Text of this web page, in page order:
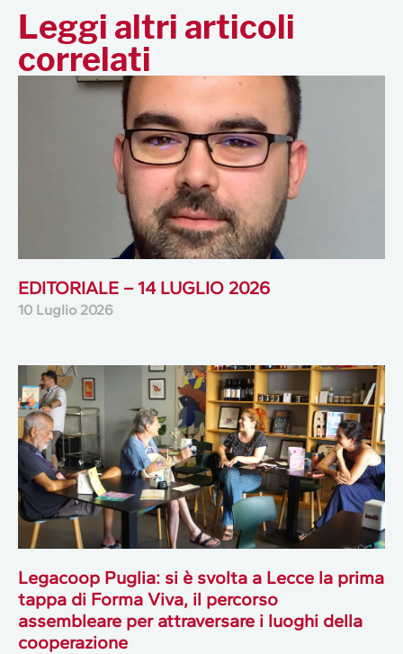
Leggi altri articoli
correlati
EDITORIALE – 14 LUGLIO 2026
10 Luglio 2026
Legacoop Puglia: si è svolta a Lecce la prima
tappa di Forma Viva, il percorso
assembleare per attraversare i luoghi della
cooperazione